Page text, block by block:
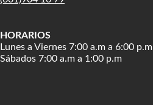
HORARIOS
Lunes a Viernes 7:00 a.m a 6:00 p.m
Sábados 7:00 a.m a 1:00 p.m